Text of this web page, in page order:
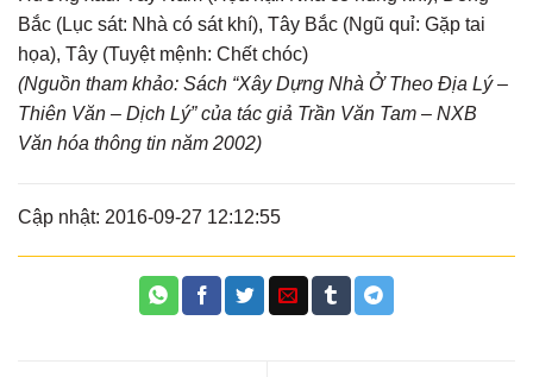
Bắc (Lục sát: Nhà có sát khí), Tây Bắc (Ngũ quỉ: Gặp tai
họa), Tây (Tuyệt mệnh: Chết chóc)
(Nguồn tham khảo: Sách “Xây Dựng Nhà Ở Theo Địa Lý –
Thiên Văn – Dịch Lý” của tác giả Trần Văn Tam – NXB
Văn hóa thông tin năm 2002)
Cập nhật: 2016-09-27 12:12:55